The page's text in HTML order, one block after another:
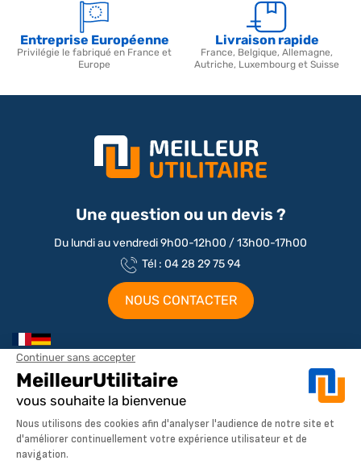
Entreprise Européenne
Privilégie le fabriqué en France et
Europe
Livraison rapide
France, Belgique, Allemagne,
Autriche, Luxembourg et Suisse
Une question ou un devis ?
Du lundi au vendredi 9h00-12h00 / 13h00-17h00
Tél : 04 28 29 75 94
NOUS CONTACTER
Aménagements par marque / modèle